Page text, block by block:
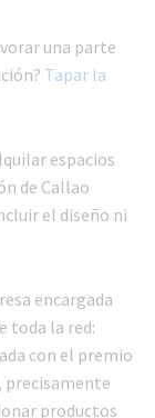
una parte
Tapar la
espacios
de Callao
el diseño ni
encargada
toda la red:
con el premio
precisamente
productos